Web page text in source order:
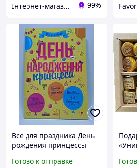
Iнтернет-магазин Еммаус 99%
Всё для праздника День
рождения принцессы
Готово к отправке